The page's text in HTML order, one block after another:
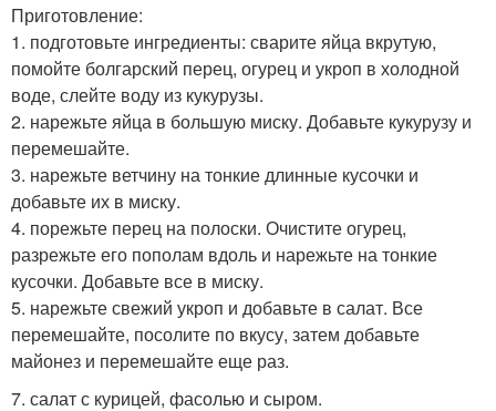
Приготовление:
1. подготовьте ингредиенты: сварите яйца вкрутую,
помойте болгарский перец, огурец и укроп в холодной
воде, слейте воду из кукурузы.
2. нарежьте яйца в большую миску. Добавьте кукурузу и
перемешайте.
3. нарежьте ветчину на тонкие длинные кусочки и
добавьте их в миску.
4. порежьте перец на полоски. Очистите огурец,
разрежьте его пополам вдоль и нарежьте на тонкие
кусочки. Добавьте все в миску.
5. нарежьте свежий укроп и добавьте в салат. Все
перемешайте, посолите по вкусу, затем добавьте
майонез и перемешайте еще раз.
7. салат с курицей, фасолью и сыром.